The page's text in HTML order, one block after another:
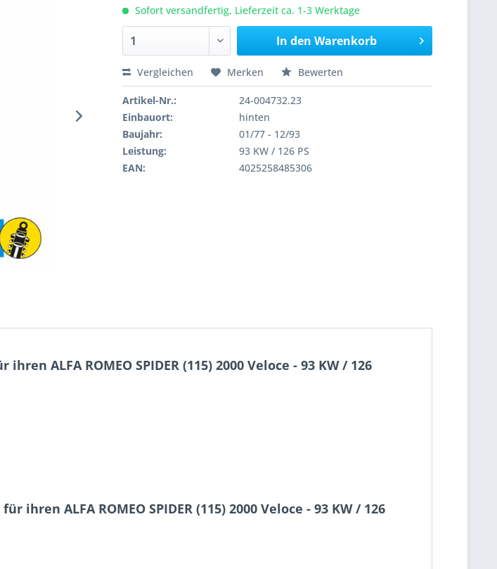
Sofort versandfertig, Lieferzeit ca. 1-3 Werktage
In den Warenkorb
Vergleichen Merken Bewerten
Artikel-Nr.:
24-004732.23
Einbauort:
hinten
Baujahr:
01/77 - 12/93
Leistung:
93 KW / 126 PS
EAN:
4025258485306
ALFA ROMEO SPIDER (115) 2000 Veloce - 93 KW / 126
ALFA ROMEO SPIDER (115) 2000 Veloce - 93 KW / 126